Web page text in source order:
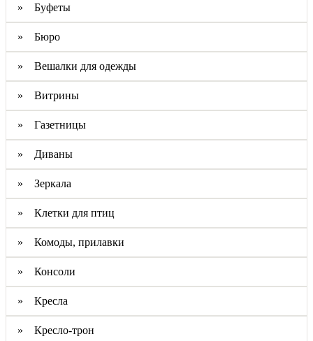
» Буфеты
» Бюро
» Вешалки для одежды
» Витрины
» Газетницы
» Диваны
» Зеркала
» Клетки для птиц
» Комоды, прилавки
» Консоли
» Кресла
» Кресло-трон